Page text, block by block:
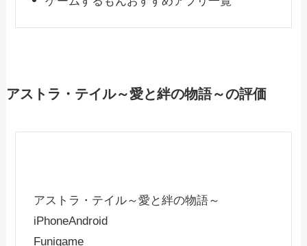
アストラ・テイル～愛と絆の物語～の評価
アストラ・テイル～愛と絆の物語～
iPhoneAndroid
Funigame